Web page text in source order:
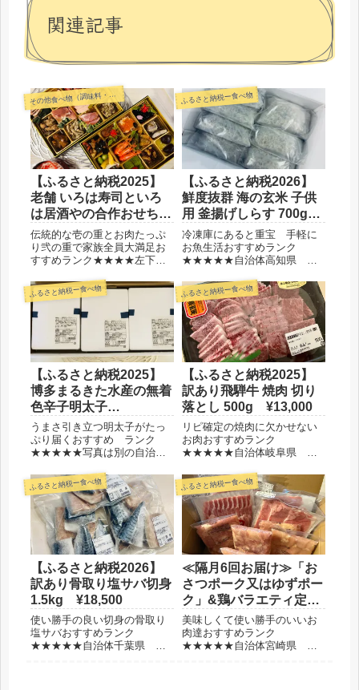
関連記事
そ の他食べ物（調味料・嗜好品・他）
【ふるさと納税2025】
老舗 いろは寿司といろ
は居酒やの合作おせち
「辰」 ¥28,000
伝統的な壱の重とお肉たっぷ
り弐の重で家族全員大満足お
すすめランク★★★★左下の
県 宮若市金額28,000円保管
冷蔵品選んだ理由おせちにお
肉料理もあっていいじゃん◆
レビュー明けましておめでと
うございます。2026年の初...
ふるさと納税ー食べ物
【ふるさと納税2026】
鮮度抜群 海の玄米 子供
用 釜揚げしらす 700g
¥11,000
冷凍庫にあると重宝 手軽に
お魚生活おすすめランク
★★★★★自治体高知県 須
品 小分けで嵩張らない消費
期限冷凍で30日(解凍後は冷蔵
で4日)選んだ理由小分けで使
い勝手が良さそうだからしら
すを常備したいから◆レビ
ュ...
ふるさと納税ー食べ物
【ふるさと納税2025】
博多まるきた水産の無着
色辛子明太子
1.5kg（500g×3
個） ¥11,500
うまさ引き立つ明太子がたっ
ぷり届くおすすめ ランク
★★★★★写真は別の自治体
垣町金額11,500円保管冷凍庫
結構スペースが必要選んだ理
由「あごおとし」だから大容
量でコスパがいいから（以前
いただいた自治体より安
い！）...
ふるさと納税ー食べ物
【ふるさと納税2025】
訳あり飛騨牛 焼肉 切り
落とし 500g ¥13,000
リピ確定の焼肉に欠かせない
お肉おすすめランク
★★★★★自治体岐阜県 本
味期限1ヶ月ほど選んだ理由大
容量でコスパがいいから飛騨
牛が美味しそうだから◆レビ
ュー今まではすき焼き用のお
肉をいただいていたけれど、
我が家...
ふるさと納税ー食べ物
【ふるさと納税2026】
訳あり骨取り塩サバ切身
1.5kg ¥18,500
使い勝手の良い切身の骨取り
塩サバおすすめランク
★★★★★自治体千葉県 南
ふるさと納税ー食べ物
≪隔月6回お届け≫「お
さつポーク又はゆずポー
ク」&鶏バラエティ定期
便 ¥108,000
美味しくて使い勝手のいいお
肉達おすすめランク
★★★★★自治体宮崎県 都